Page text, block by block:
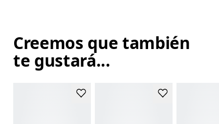
Creemos que también
te gustará...